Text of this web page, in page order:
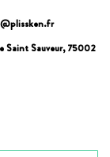
Saint Sauveur, 75002